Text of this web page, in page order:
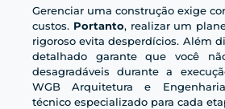
Gerenciar uma construção exige
custos. Portanto, realizar um
rigoroso evita desperdícios. Além
detalhado garante que você
desagradáveis durante a
WGB Arquitetura e
técnico especializado para cada